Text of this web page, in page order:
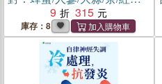
魚油/銀杏/薑黃/花粉/益生菌/
納豆…不再：感冒、過敏、
洗腎、三高、健腦、性功能
障礙、癌症…
9 315
庫存：8